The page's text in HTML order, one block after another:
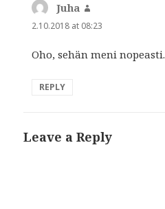
Juha
2.10.2018 at 08:23
Oho, sehän meni nopeasti.
REPLY
Leave a Reply